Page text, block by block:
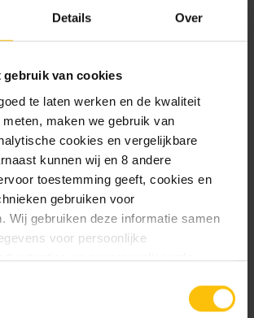
Details Over
gebruik van cookies
te laten werken en de kwaliteit
maken we gebruik van
cookies en vergelijkbare
kunnen wij en 8 andere
toestemming geeft, cookies en
gebruiken voor
Wij gebruiken deze informatie samen
voor persoonlijke
en gepersonaliseerde
DTDD (gepersonaliseerde
zodra product op voorraad is.
Beschrijving
Specificaties
25cl
bier in het enige echte